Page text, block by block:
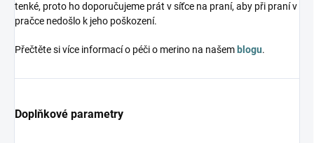
tenké, proto ho doporučujeme prát v síťce na praní, aby při praní v
pračce nedošlo k jeho poškození.
Přečtěte si více informací o péči o merino na našem blogu.
Doplňkové parametry